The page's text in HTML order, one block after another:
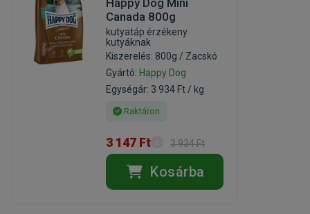
Canada 800g
kutyatáp érzékeny
kutyáknak
Kiszerelés: 800g / Zacskó
Gyártó: Happy Dog
Egységár: 3 934 Ft / kg
Raktáron
3 147 Ft 3 934 Ft
Kosárba